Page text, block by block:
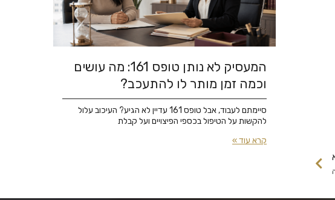
המעסיק לא נותן טופס 161: מה עושים
וכמה זמן מותר לו להתעכב?
סיימתם לעבוד, אבל טופס 161 עדיין לא הגיע? העיכוב עלול
להקשות על הטיפול בכספי הפיצויים ועל קבלת
קרא עוד »